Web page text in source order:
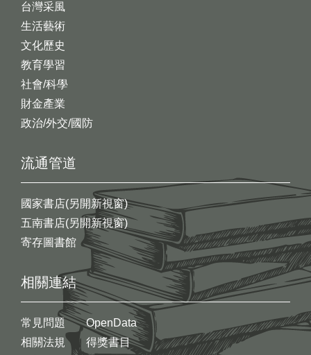
台灣采風
生活藝術
文化歷史
教育學習
社會/科學
財金產業
政治/外交/國防
流通管道
國家書店(另開新視窗)
五南書店(另開新視窗)
寄存圖書館
相關連結
常見問題
相關法規
OpenData
得獎書目